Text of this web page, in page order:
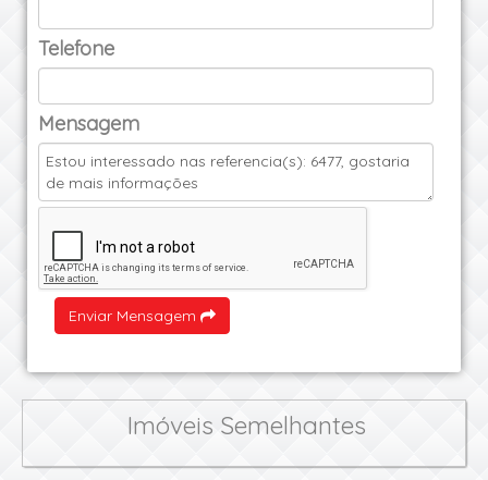
Telefone
Mensagem
Enviar Mensagem
Imóveis Semelhantes